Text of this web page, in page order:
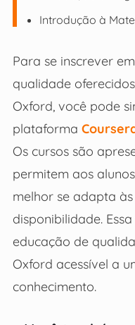
Introdução à
Para se inscrever
qualidade
Oxford, você pode
plataforma
Os cursos são
permitem aos
melhor se adapta
disponibilidade.
educação de
Oxford acessível a
conhecimento.